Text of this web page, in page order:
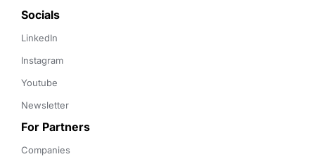
Socials
LinkedIn
Instagram
Youtube
Newsletter
For Partners
Companies